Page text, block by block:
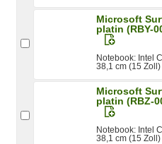
Microsoft
platin (RBY-
Notebook: Intel
38,1 cm (15
Microsoft
platin (RBZ-
Notebook: Intel
38,1 cm (15